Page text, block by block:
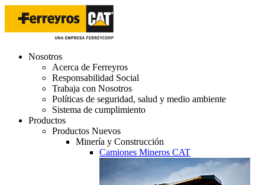
Nosotros
Acerca de Ferreyros
Responsabilidad Social
Trabaja con Nosotros
Políticas de seguridad, salud y medio ambiente
Sistema de cumplimiento
Productos
Productos Nuevos
Minería y Construcción
Camiones Mineros CAT